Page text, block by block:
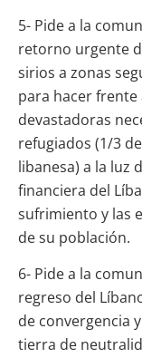
5- Pide a la
retorno urgente
sirios a zonas
para hacer frente
devastadoras
refugiados (1/3
libanesa) a la luz
financiera del
sufrimiento y las
de su población.
6- Pide a la
regreso del
de convergencia
tierra de